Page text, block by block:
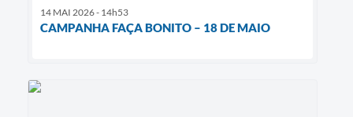
14 MAI 2026 - 14h53
CAMPANHA FAÇA BONITO – 18 DE MAIO